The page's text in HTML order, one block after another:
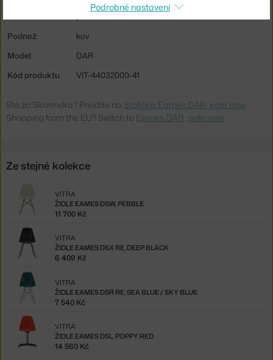
Podnož:
kov
Model:
DAR
Kód produktu
VIT-44032000-41
Ste zo Slovenska? Prejdite na Stolička Eames DAR, pale rose
Shopping from the EU? Switch to Eames DAR, pale rose
Ze stejné kolekce
ŽIDLE EAMES DSW, PEBBLE
VITRA
11 700 Kč
ŽIDLE EAMES DSX RE, DEEP BLACK
VITRA
6 409 Kč
ŽIDLE EAMES DSR RE, SEA BLUE / SKY BLUE
VITRA
7 540 Kč
ŽIDLE EAMES DSL, POPPY RED
VITRA
14 560 Kč
Podrobné nastavení